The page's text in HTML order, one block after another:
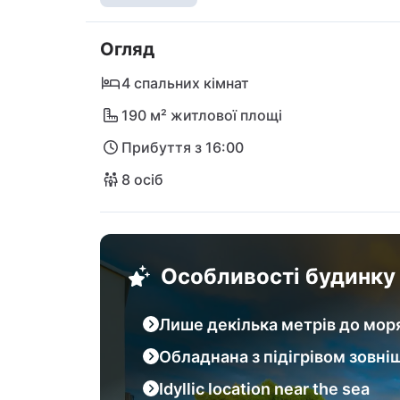
walk away. Explore the charming villages
The vibrant city of Split is also easily
unforgettable vacation experiences!
Огляд
4 спальних кімнат
190 м² житлової площі
Прибуття з 16:00
8 осіб
Особливості
Лише декілька метрів до
Обладнана з підігрівом
Idyllic location near the sea